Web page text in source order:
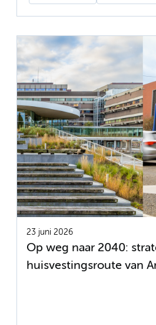
23 juni 2026
Op weg naar 2040:
huisvestingsroute van